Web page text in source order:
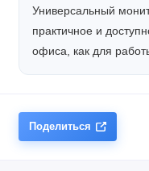
Универсальный
практичное и
офиса, как для
Поделиться